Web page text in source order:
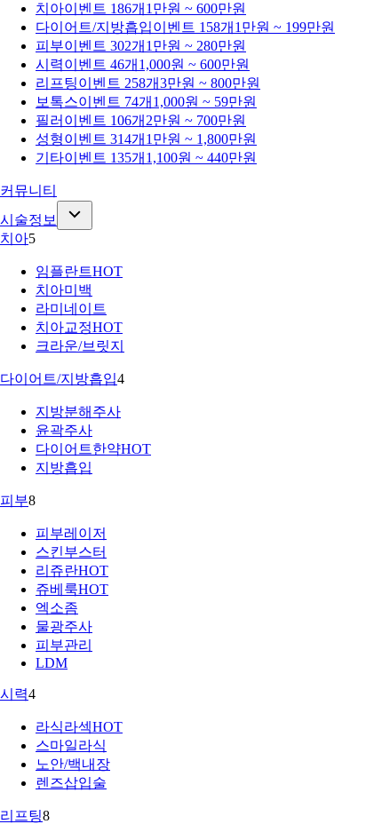
치아이벤트 186개 1만원 ~ 600만원
다이어트/지방흡입이벤트 158개 1만원 ~ 199만원
피부이벤트 302개 1만원 ~ 280만원
시력이벤트 46개 1,000원 ~ 600만원
리프팅이벤트 258개3만원 ~ 800만원
보톡스이벤트 74개 1,000원 ~ 59만원
필러 이벤트 106개 2만원 ~ 700만원
성형이벤트 314개 1만원 ~ 1,800만원
기타이벤트 135개 1,100원 ~ 440만원
커뮤니티
시술정보
치아5
임플란트HOT
치아미백
라미네이트
치아교정HOT
크라운/브릿지
다이어트/지방흡입4
지방분해주사
윤곽주사
다이어트한약HOT
지방흡입
피부8
피부레이저
스킨부스터
리쥬란HOT
쥬베룩HOT
엑소좀
물광주사
피부관리
LDM
시력4
라식라섹HOT
스마일라식
노안/백내장
렌즈삽입술
리프팅8